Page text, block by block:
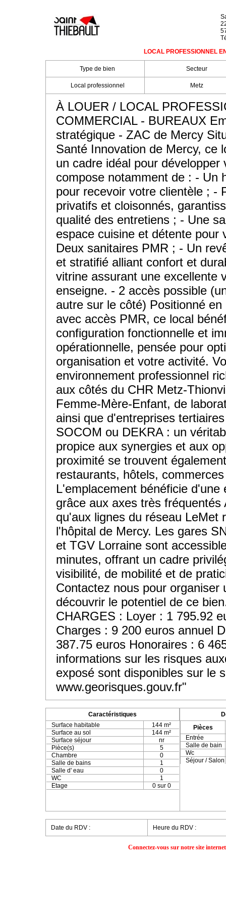
LOCAL PROFESSIONNEL
Type de bien Secteur
Local professionnel Metz
À LOUER / LOCAL
COMMERCIAL - BUREAUX
stratégique - ZAC de Mercy
Santé Innovation de Mercy, ce
un cadre idéal pour
compose notamment de : - Un
pour recevoir votre clientèle ; -
privatifs et cloisonnés,
qualité des entretiens ; - Une
espace cuisine et détente pour
Deux sanitaires PMR ; - Un
et stratifié alliant confort et
vitrine assurant une excellente
enseigne. - 2 accès possible
autre sur le côté) Positionné
avec accès PMR, ce local
configuration fonctionnelle et
opérationnelle, pensée pour
organisation et votre activité.
environnement professionnel
aux côtés du CHR Metz-
Femme-Mère-Enfant, de
ainsi que d'entreprises
SOCOM ou DEKRA : un
propice aux synergies et aux
proximité se trouvent
restaurants, hôtels,
L'emplacement bénéficie d'une
grâce aux axes très fréquentés
qu'aux lignes du réseau LeMet
l'hôpital de Mercy. Les gares
et TGV Lorraine sont
minutes, offrant un cadre
visibilité, de mobilité et de
Contactez nous pour organiser
découvrir le potentiel de ce
CHARGES : Loyer : 1 795.92
Charges : 9 200 euros annuel
387.75 euros Honoraires : 6
informations sur les risques
exposé sont disponibles sur le
www.georisques.gouv.fr"
Caractéristiques
Surface habitable
144 m²
Surface au sol
144 m²
Surface séjour
nr
Pièce(s)
5
Chambre
0
Salle de bains
1
Salle d' eau
0
WC
1
Etage
0 sur 0
Pièces
Entrée
Salle de bain
Wc
Séjour / Salon
Date du RDV : Heure du RDV :
Connectez-vous sur notre site